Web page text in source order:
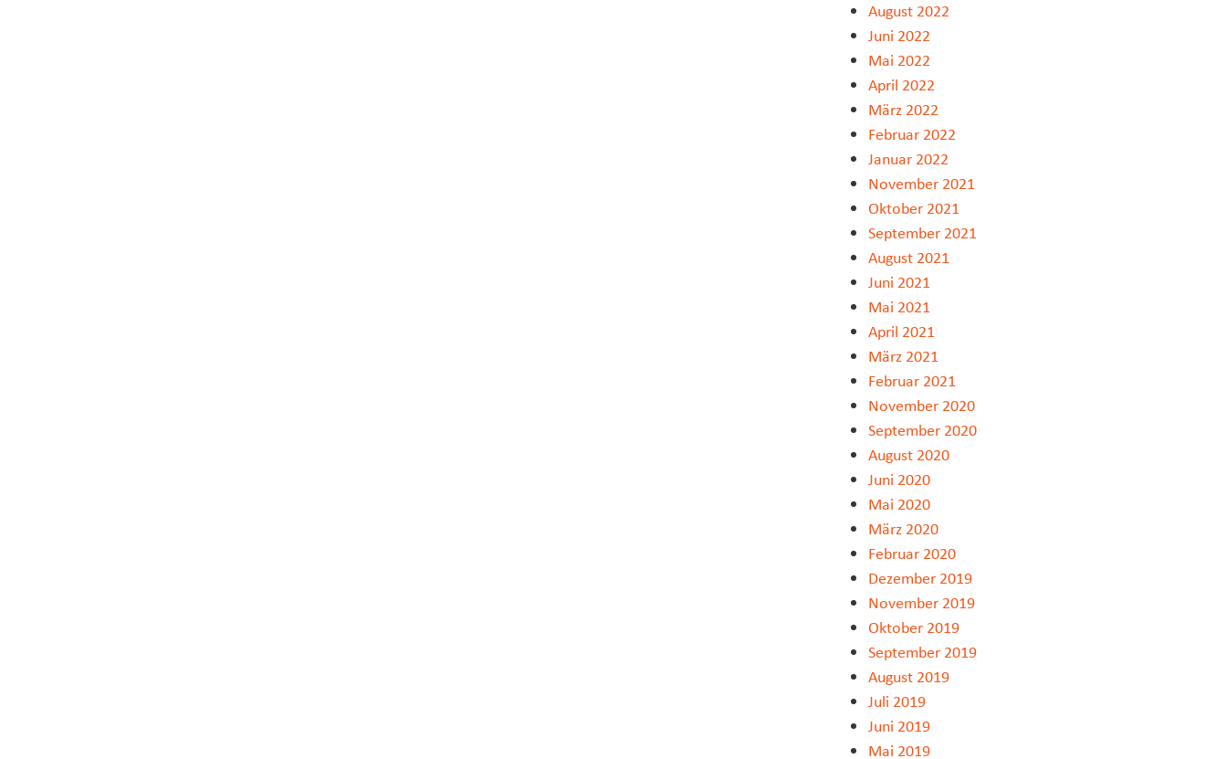
August 2022
Juni 2022
Mai 2022
April 2022
März 2022
Februar 2022
Januar 2022
November 2021
Oktober 2021
September 2021
August 2021
Juni 2021
Mai 2021
April 2021
März 2021
Februar 2021
November 2020
September 2020
August 2020
Juni 2020
Mai 2020
März 2020
Februar 2020
Dezember 2019
November 2019
Oktober 2019
September 2019
August 2019
Juli 2019
Juni 2019
Mai 2019